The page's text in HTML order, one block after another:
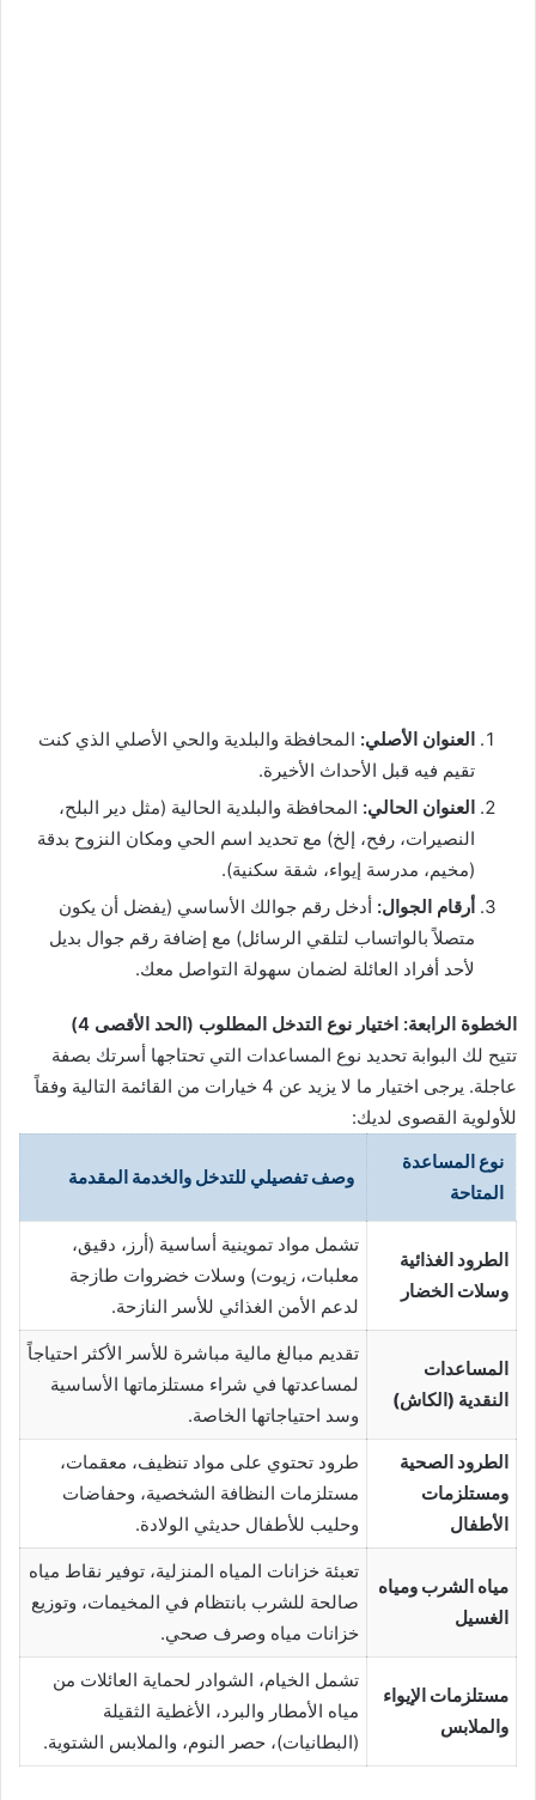
العنوان الأصلي: المحافظة والبلدية والحي الأصلي الذي كنت
تقيم فيه قبل الأحداث الأخيرة.
العنوان الحالي: المحافظة والبلدية الحالية (مثل دير البلح،
النصيرات، رفح، إلخ) مع تحديد اسم الحي ومكان النزوح بدقة
(مخيم، مدرسة إيواء، شقة سكنية).
أرقام الجوال: أدخل رقم جوالك الأساسي (يفضل أن يكون
متصلاً بالواتساب لتلقي الرسائل) مع إضافة رقم جوال بديل
لأحد أفراد العائلة لضمان سهولة التواصل معك.
الخطوة الرابعة: اختيار نوع التدخل المطلوب (الحد الأقصى 4)
تتيح لك البوابة تحديد نوع المساعدات التي تحتاجها أسرتك بصفة
عاجلة. يرجى اختيار ما لا يزيد عن 4 خيارات من القائمة التالية وفقاً
للأولوية القصوى لديك:
نوع المساعدة
المتاحة
وصف تفصيلي للتدخل والخدمة المقدمة
الطرود الغذائية
وسلات الخضار
تشمل مواد تموينية أساسية (أرز، دقيق،
معلبات، زيوت) وسلات خضروات طازجة
لدعم الأمن الغذائي للأسر النازحة.
المساعدات
النقدية (الكاش)
تقديم مبالغ مالية مباشرة للأسر الأكثر احتياجاً
لمساعدتها في شراء مستلزماتها الأساسية
وسد احتياجاتها الخاصة.
الطرود الصحية
ومستلزمات
الأطفال
طرود تحتوي على مواد تنظيف، معقمات،
مستلزمات النظافة الشخصية، وحفاضات
وحليب للأطفال حديثي الولادة.
مياه الشرب ومياه
الغسيل
تعبئة خزانات المياه المنزلية، توفير نقاط مياه
صالحة للشرب بانتظام في المخيمات، وتوزيع
خزانات مياه وصرف صحي.
مستلزمات الإيواء
والملابس
تشمل الخيام، الشوادر لحماية العائلات من
مياه الأمطار والبرد، الأغطية الثقيلة
(البطانيات)، حصر النوم، والملابس الشتوية.